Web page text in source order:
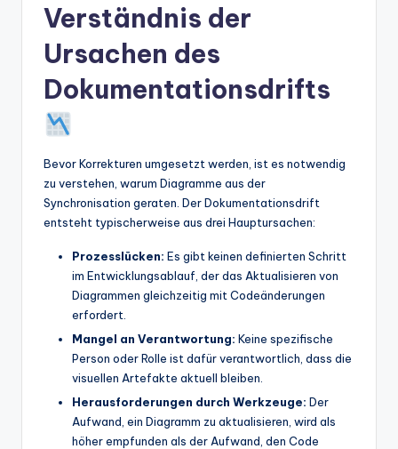
UVerständnis der
Ursachen des
Dokumentationsdrifts
Bevor Korrekturen umgesetzt werden, ist es notwendig
zu verstehen, warum Diagramme aus der
Synchronisation geraten. Der Dokumentationsdrift
entsteht typischerweise aus drei Hauptursachen:
Prozesslücken: Es gibt keinen definierten Schritt
im Entwicklungsablauf, der das Aktualisieren von
Diagrammen gleichzeitig mit Codeänderungen
erfordert.
Mangel an Verantwortung: Keine spezifische
Person oder Rolle ist dafür verantwortlich, dass die
visuellen Artefakte aktuell bleiben.
Herausforderungen durch Werkzeuge: Der
Aufwand, ein Diagramm zu aktualisieren, wird als
höher empfunden als der Aufwand, den Code